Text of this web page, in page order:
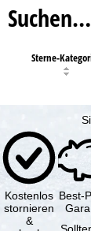
Suchen…
Sterne-
Kostenlos
stornieren
&
Best-